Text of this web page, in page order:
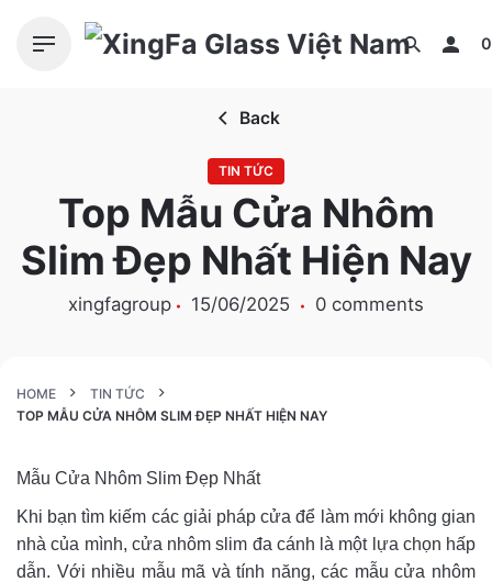
0
Back
TIN TỨC
Top Mẫu Cửa Nhôm
Slim Đẹp Nhất Hiện Nay
xingfagroup 15/06/2025 0 comments
HOME
TIN TỨC
TOP MẪU CỬA NHÔM SLIM ĐẸP NHẤT HIỆN NAY
Mẫu Cửa Nhôm Slim Đẹp Nhất
Khi bạn tìm kiếm các giải pháp cửa để làm mới không gian
nhà của mình, cửa nhôm slim đa cánh là một lựa chọn hấp
dẫn. Với nhiều mẫu mã và tính năng, các mẫu cửa nhôm